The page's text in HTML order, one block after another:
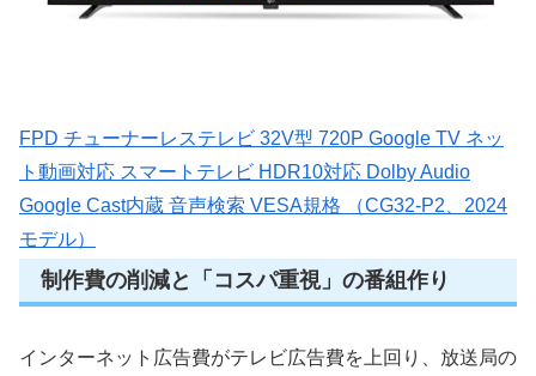
FPD チューナーレステレビ 32V型 720P Google TV ネッ
ト動画対応 スマートテレビ HDR10対応 Dolby Audio
Google Cast内蔵 音声検索 VESA規格 （CG32-P2、2024
モデル）
制作費の削減と「コスパ重視」の番組作り
インターネット広告費がテレビ広告費を上回り、放送局の